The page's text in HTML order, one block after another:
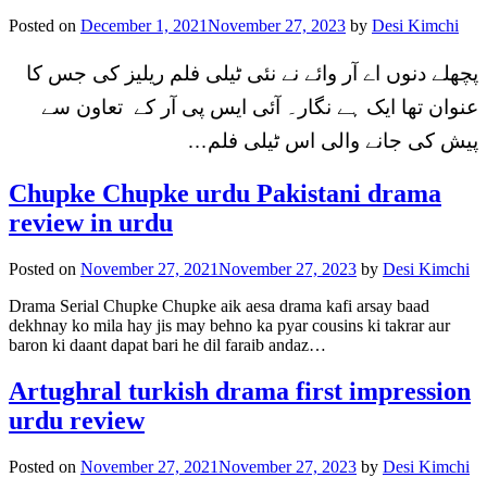
Posted on December 1, 2021November 27, 2023 by Desi Kimchi
پچھلے دنوں اے آر وائے نے نئی ٹیلی فلم ریلیز کی جس کا
عنوان تھا ایک ہے نگار۔ آئی ایس پی آر کے تعاون سے
پیش کی جانے والی اس ٹیلی فلم…
Chupke Chupke urdu Pakistani drama
review in urdu
Posted on November 27, 2021November 27, 2023 by Desi Kimchi
Drama Serial Chupke Chupke aik aesa drama kafi arsay baad
dekhnay ko mila hay jis may behno ka pyar cousins ki takrar aur
baron ki daant dapat bari he dil faraib andaz…
Artughral turkish drama first impression
urdu review
Posted on November 27, 2021November 27, 2023 by Desi Kimchi